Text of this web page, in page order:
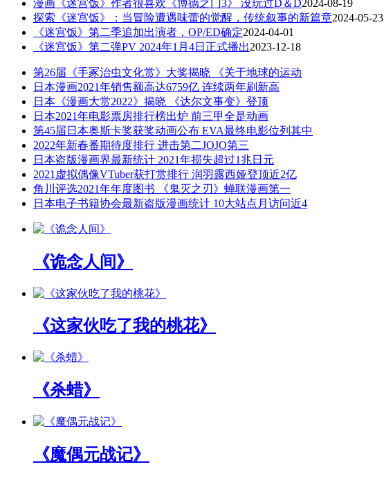
漫画《迷宫饭》作者很喜欢《博德之门3》 没玩过D＆D2024-08-19
探索《迷宫饭》：当冒险遭遇味蕾的觉醒，传统叙事的新篇章2024-05-23
《迷宫饭》第二季追加出演者，OP/ED确定2024-04-01
《迷宫饭》第二弹PV 2024年1月4日正式播出2023-12-18
第26届《手冢治虫文化赏》大奖揭晓 《关于地球的运动
日本漫画2021年销售额高达6759亿 连续两年刷新高
日本《漫画大赏2022》揭晓 《达尔文事变》登顶
日本2021年电影票房排行榜出炉 前三甲全是动画
第45届日本奥斯卡奖获奖动画公布 EVA最终电影位列其中
2022年新春番期待度排行 进击第二JOJO第三
日本盗版漫画界最新统计 2021年损失超过1兆日元
2021虚拟偶像VTuber获打赏排行 润羽露西娅登顶近2亿
角川评选2021年年度图书 《鬼灭之刃》蝉联漫画第一
日本电子书籍协会最新盗版漫画统计 10大站点月访问近4
《诡念人间》
《这家伙吃了我的桃花》
《杀蜡》
《魔偶元战记》